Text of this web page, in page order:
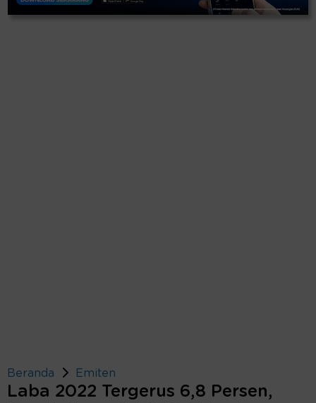
Beranda Emiten
Laba 2022 Tergerus 6,8 Persen,